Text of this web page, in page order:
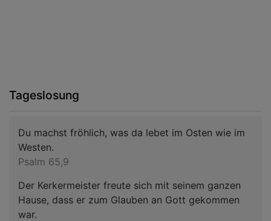
Tageslosung
Du machst fröhlich, was da lebet im Osten wie im
Westen.
Psalm 65,9
Der Kerkermeister freute sich mit seinem ganzen
Hause, dass er zum Glauben an Gott gekommen
war.